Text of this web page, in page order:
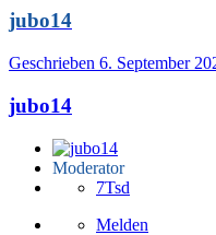
jubo14
Geschrieben 6. September
jubo14
Moderator
7Tsd
Melden